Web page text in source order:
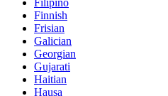
Finnish
Frisian
Galician
Georgian
Gujarati
Haitian
Hausa